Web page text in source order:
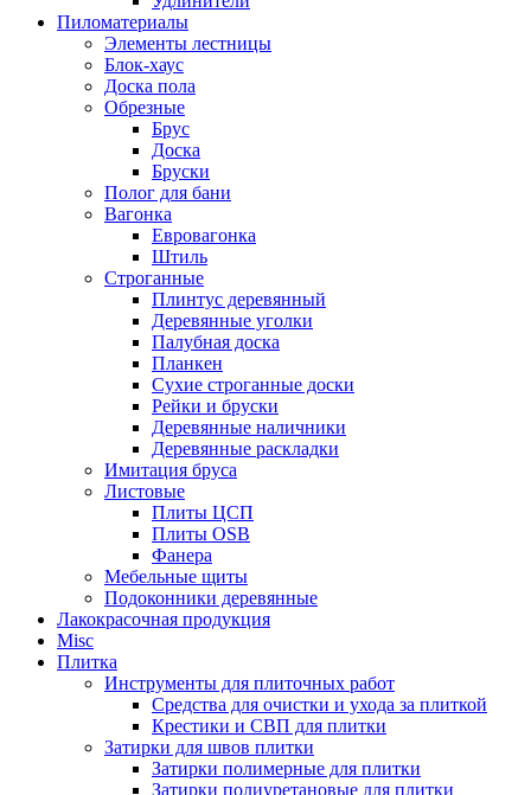
Пиломатериалы
Элементы лестницы
Блок-хаус
Доска пола
Обрезные
Брус
Доска
Бруски
Полог для бани
Вагонка
Евровагонка
Штиль
Строганные
Плинтус деревянный
Деревянные уголки
Палубная доска
Планкен
Сухие строганные доски
Рейки и бруски
Деревянные наличники
Деревянные раскладки
Имитация бруса
Листовые
Плиты ЦСП
Плиты OSB
Фанера
Мебельные щиты
Подоконники деревянные
Лакокрасочная продукция
Misc
Плитка
Инструменты для плиточных работ
Средства для очистки и ухода за плиткой
Крестики и СВП для плитки
Затирки для швов плитки
Затирки полимерные для плитки
Затирки полиуретановые для плитки